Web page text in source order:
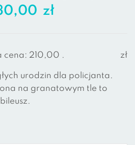
zł
cena: 210,00 zł
.
urodzin dla policjanta.
na granatowym tle to